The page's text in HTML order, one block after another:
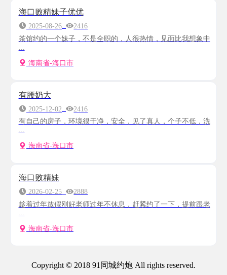
海口败精妹子优优
2025-08-26
2416
茶馆约的一个妹子，不是全职的，人很热情，见面比我想象中
海南省-海口市
有腰奶大
2025-12-02
2416
有自己的房子，环境很干净，安全，见了真人，个子不低，洗
...
海南省-海口市
海口败精妹
2026-02-25
2888
趁着过年放假刚好老师过年不休息，赶紧约了一下，提前跟老
海南省-海口市
Copyright © 2018 91同城约炮 All rights reserved.